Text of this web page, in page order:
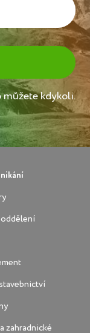
kdykoli.
oddělení
zahradnické